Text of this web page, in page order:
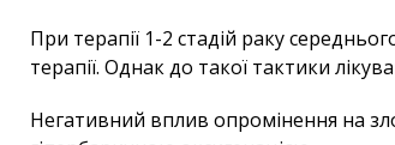
При терапії 1-2 стадій раку
терапії. Однак до такої тактики
Негативний вплив опромінення на